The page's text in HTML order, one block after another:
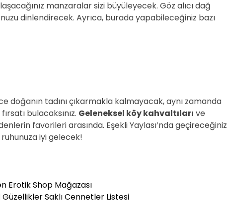
manzaralar sizi büyüleyecek. Göz alıcı dağ
dinlendirecek. Ayrıca, burada yapabileceğiniz bazı
doğanın tadını çıkarmakla kalmayacak, aynı zamanda
bulacaksınız. Geleneksel köy kahvaltıları ve
favorileri arasında. Eşekli Yaylası’nda geçireceğiniz
iyi gelecek!
Erotik Shop Mağazası
Saklı Cennetler Listesi